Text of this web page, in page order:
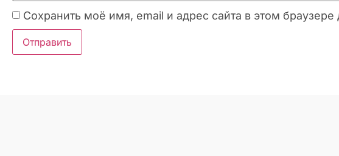
Сохранить моё имя, email и адрес сайта в этом